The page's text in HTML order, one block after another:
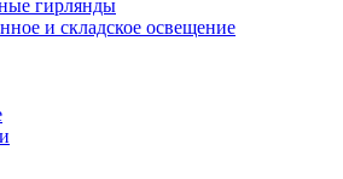
гирлянды
и складское освещение